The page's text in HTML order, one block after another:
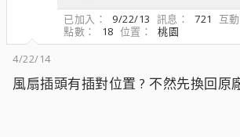
已加入
9/22/13 訊息 721 互
點數
18 位置
桃園
4/22/14
風扇插頭有插對位置 ? 不然先換回原